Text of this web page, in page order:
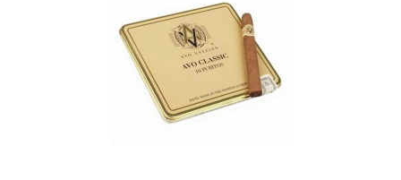
Format: Cigarillo
Ringmass: 23
Länge: 8
mild